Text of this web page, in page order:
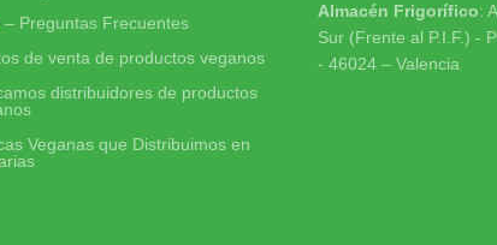
– Preguntas Frecuentes
de venta de productos veganos
distribuidores de productos
Veganas que Distribuimos en
Almacén Frigorífico:
Sur (Frente al P.I.F.) -
- 46024 – Valencia